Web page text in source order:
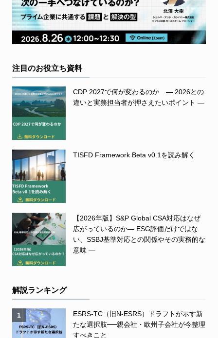
注目のお役立ち資料
CDP 2027で何が変わるのか ― 2026との
違いと実務担当者が押さえたいポイント ―
TISFD Framework Beta v0.1を読み解く
【2026年版】S&P Global CSA対応はなぜ
広がっているのか― ESG評価だけではな
い、SSBJ基準対応との関係やその実務的な
意味 ―
解説ランキング
1
ESRS-TC（旧N-ESRS）ドラフトが示す新
たな選択肢──親会社・欧州子会社が今整理
すべきこと